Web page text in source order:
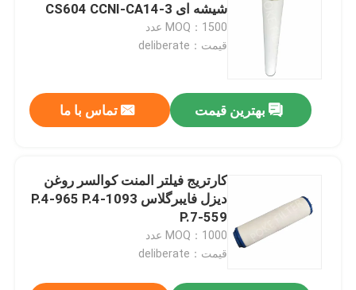
شیشه ای CS604 CCNI-CA14-3
MOQ：1500 عدد
قیمت：deliberate
بهترین قیمت تماس با ما
کارتریج فیلتر المنت کوالسر روغن
دیزل فایبرگلاس P.4-965 P.4-1093
P.7-559
MOQ：1000 عدد
قیمت：deliberate